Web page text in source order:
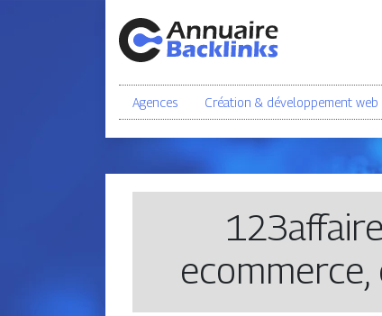
Agences Création & développement web